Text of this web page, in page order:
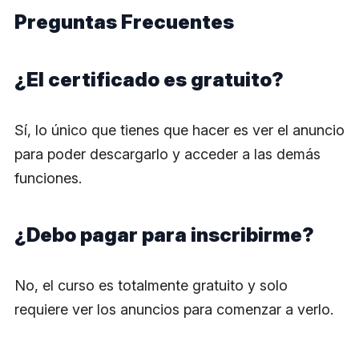
Preguntas Frecuentes
¿El certificado es gratuito?
Sí, lo único que tienes que hacer es ver el anuncio
para poder descargarlo y acceder a las demás
funciones.
¿Debo pagar para inscribirme?
No, el curso es totalmente gratuito y solo
requiere ver los anuncios para comenzar a verlo.